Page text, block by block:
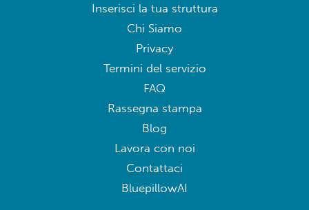
Inserisci la tua struttura
Chi Siamo
Privacy
Termini del servizio
FAQ
Rassegna stampa
Blog
Lavora con noi
Contattaci
BluepillowAI